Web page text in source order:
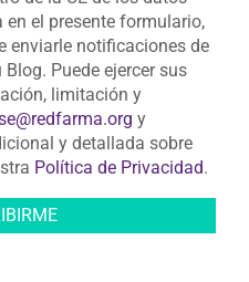
el presente formulario,
enviarle notificaciones de
Puede ejercer sus
limitación y
y
y detallada sobre
Política de Privacidad.